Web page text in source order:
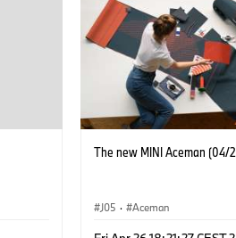
The new MINI Aceman (04/
J05 · Aceman